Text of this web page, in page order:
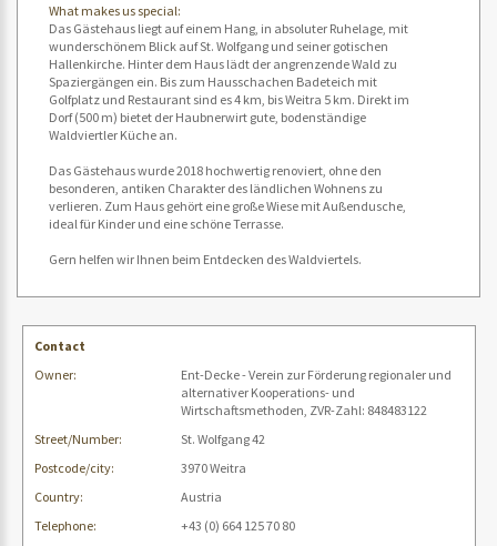
What makes us special:
Das Gästehaus liegt auf einem Hang, in absoluter Ruhelage, mit
wunderschönem Blick auf St. Wolfgang und seiner gotischen
Hallenkirche. Hinter dem Haus lädt der angrenzende Wald zu
Spaziergängen ein. Bis zum Hausschachen Badeteich mit
Golfplatz und Restaurant sind es 4 km, bis Weitra 5 km. Direkt im
Dorf (500 m) bietet der Haubnerwirt gute, bodenständige
Waldviertler Küche an.
Das Gästehaus wurde 2018 hochwertig renoviert, ohne den
besonderen, antiken Charakter des ländlichen Wohnens zu
verlieren. Zum Haus gehört eine große Wiese mit Außendusche,
ideal für Kinder und eine schöne Terrasse.
Gern helfen wir Ihnen beim Entdecken des Waldviertels.
Contact
Owner:
Ent-Decke - Verein zur Förderung regionaler und
alternativer Kooperations- und
Wirtschaftsmethoden, ZVR-Zahl: 848483122
Street/Number:
St. Wolfgang 42
Postcode/city:
3970 Weitra
Country:
Austria
Telephone:
+43 (0) 664 125 70 80